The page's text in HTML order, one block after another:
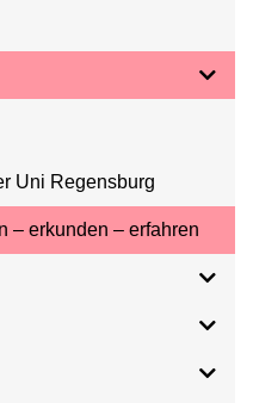
Uni Regensburg
– erkunden – erfahren